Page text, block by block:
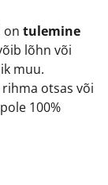
on tulemine
lõhn või
muu.
otsas või
100%